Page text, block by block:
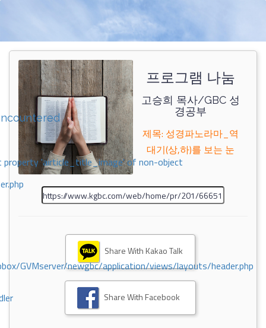
property 'airticle_title_image' of non-object
GVMserver/newgbc/application/views/layouts/header.php
프로그램 나눔
고승희 목사/GBC 성
경공부
제목: 성경파노라마_역
대기(상,하)를 보는 눈
Share With Kakao Talk
Share With Facebook